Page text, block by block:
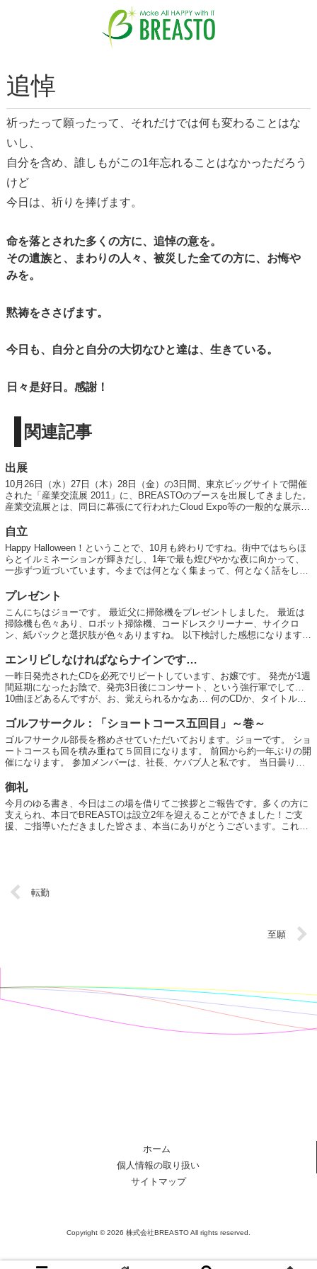
追悼
祈ったって願ったって、それだけでは何も変わることはな
いし、
自分を含め、誰しもがこの1年忘れることはなかっただろう
けど
今日は、祈りを捧げます。
命を落とされた多くの方に、追悼の意を。
その遺族と、まわりの人々、被災した全ての方に、お悔や
みを。
黙祷をささげます。
今日も、自分と自分の大切なひと達は、生きている。
日々是好日。感謝！
関連記事
出展
10月26日（水）27日（木）28日（金）の3日間、東京ビッグサイトで開催
された「産業交流展 2011」に、BREASTOのブースを出展してきました。
産業交流展とは、同日に幕張にて行われたCloud Expo等の一般的な展示会
自立
Happy Halloween！ということで、10月も終わりですね。街中ではちらほ
らとイルミネーションが輝きだし、1年で最も煌びやかな夜に向かって、
一歩ずつ近づいています。今までは何となく集まって、何となく話をして
プレゼント
こんにちはジョーです。 最近父に掃除機をプレゼントしました。 最近は
掃除機も色々あり、ロボット掃除機、コードレスクリーナー、サイクロ
ン、紙パックと選択肢が色々ありますね。 以下検討した感想になります。
エンリピしなければならナインです…
一昨日発売されたCDを必死でリピートしています、お嬢です。 発売が1週
間延期になったお陰で、発売3日後にコンサート、という強行軍でして…
10曲ほどあるんですが、お、覚えられるかなあ… 何のCDか、タイトルで
ゴルフサークル：「ショートコース五回目」～巻～
ゴルフサークル部長を務めさせていただいております。ジョーです。 ショ
ートコースも回を積み重ねて５回目になります。 前回から約一年ぶりの開
催になります。 参加メンバーは、社長、ケバブ人と私です。 当日曇りだ
御礼
今月のゆる書き、今日はこの場を借りてご挨拶とご報告です。多くの方に
支えられ、本日でBREASTOは設立2年を迎えることができました！ご支
援、ご指導いただきました皆さま、本当にありがとうございます。これか
転勤
至願
ホーム
個人情報の取り扱い
サイトマップ
Copyright © 2026 株式会社BREASTO All rights reserved.